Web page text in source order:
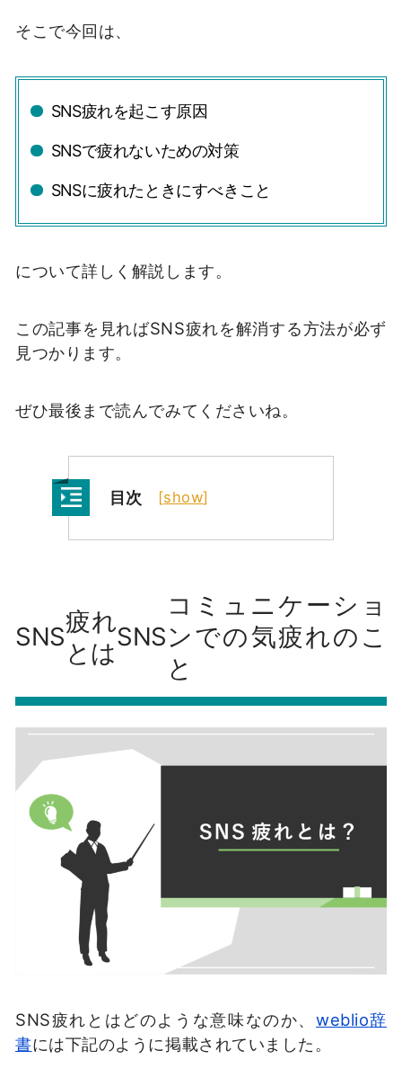
そこで今回は、
SNS疲れを起こす原因
SNSで疲れないための対策
SNSに疲れたときにすべきこと
について詳しく解説します。
この記事を見ればSNS疲れを解消する方法が必ず
見つかります。
ぜひ最後まで読んでみてくださいね。
目次 [show]
SNS
疲れ
とは
SNS
コミュニケーショ
ンでの気疲れのこ
と
SNS疲れとはどのような意味なのか、weblio辞
書には下記のように掲載されていました。